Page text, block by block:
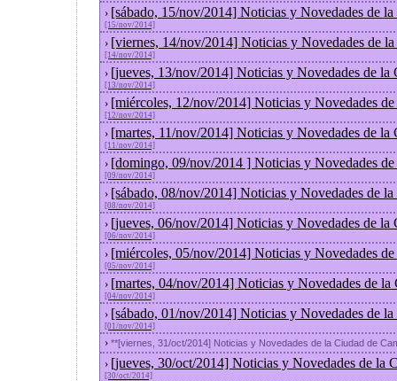
› [sábado, 15/nov/2014] Noticias y Novedades de
[15/nov/2014]
› [viernes, 14/nov/2014] Noticias y Novedades de
[14/nov/2014]
› [jueves, 13/nov/2014] Noticias y Novedades de la
[13/nov/2014]
› [miércoles, 12/nov/2014] Noticias y Novedades
[12/nov/2014]
› [martes, 11/nov/2014] Noticias y Novedades de la
[11/nov/2014]
› [domingo, 09/nov/2014 ] Noticias y Novedades
[09/nov/2014]
› [sábado, 08/nov/2014] Noticias y Novedades de
[08/nov/2014]
› [jueves, 06/nov/2014] Noticias y Novedades de la
[06/nov/2014]
› [miércoles, 05/nov/2014] Noticias y Novedades
[05/nov/2014]
› [martes, 04/nov/2014] Noticias y Novedades de la
[04/nov/2014]
› [sábado, 01/nov/2014] Noticias y Novedades de
[01/nov/2014]
› **[viernes, 31/oct/2014] Noticias y Novedades de la Ciudad de
› [jueves, 30/oct/2014] Noticias y Novedades de la
[30/oct/2014]